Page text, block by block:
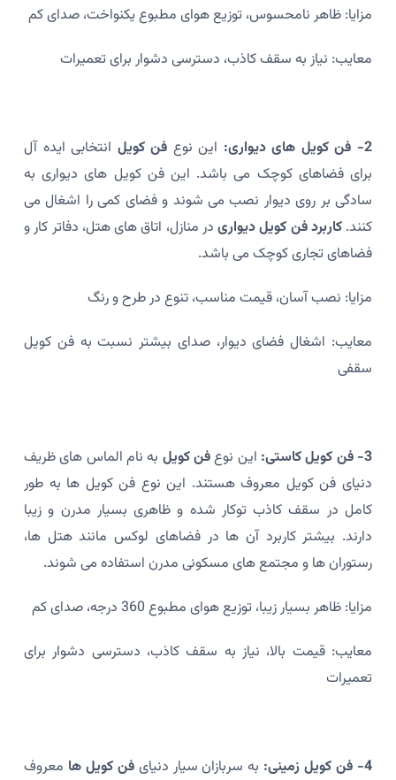
مزایا: ظاهر نامحسوس، توزیع هوای مطبوع یکنواخت، صدای کم
معایب: نیاز به سقف کاذب، دسترسی دشوار برای تعمیرات
2- فن کویل های دیواری: این نوع فن کویل انتخابی ایده آل
برای فضاهای کوچک می باشد. این فن کویل های دیواری به
سادگی بر روی دیوار نصب می شوند و فضای کمی را اشغال می
کنند.کاربرد فن کویل دیواری در منازل، اتاق های هتل، دفاتر کار و
فضاهای تجاری کوچک می باشد.
مزایا: نصب آسان، قیمت مناسب، تنوع در طرح و رنگ
معایب: اشغال فضای دیوار، صدای بیشتر نسبت به فن کویل
سقفی
3- فن کویل کاستی: این نوعفن کویل به نام الماس های ظریف
دنیای فن کویل معروف هستند. این نوع فن کویل ها به طور
کامل در سقف کاذب توکار شده و ظاهری بسیار مدرن و زیبا
دارند. بیشتر کاربرد آن ها در فضاهای لوکس مانند هتل ها،
رستوران ها و مجتمع های مسکونی مدرن استفاده می شوند.
مزایا: ظاهر بسیار زیبا، توزیع هوای مطبوع 360 درجه، صدای کم
معایب: قیمت بالا، نیاز به سقف کاذب، دسترسی دشوار برای
تعمیرات
4- فن کویل زمینی: به سربازان سیار دنیای فن کویل ها معروف